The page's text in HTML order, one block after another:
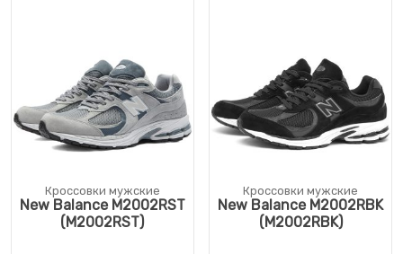
Кроссовки мужские
New Balance M2002RST
(M2002RST)
Кроссовки мужские
New Balance M2002RBK
(M2002RBK)